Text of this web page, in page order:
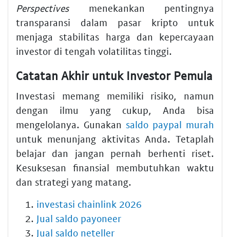
Perspectivesmenekankan pentingnya
transparansi dalam pasar kripto untuk
menjaga stabilitas harga dan kepercayaan
investor di tengah volatilitas tinggi.
Catatan Akhir untuk Investor Pemula
Investasi memang memiliki risiko, namun
dengan ilmu yang cukup, Anda bisa
mengelolanya. Gunakan saldo paypal murah
untuk menunjang aktivitas Anda. Tetaplah
belajar dan jangan pernah berhenti riset.
Kesuksesan finansial membutuhkan waktu
dan strategi yang matang.
investasi chainlink 2026
Jual saldo payoneer
Jual saldo neteller